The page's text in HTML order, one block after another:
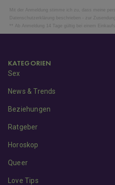
Mit der Anmeldung stimme ich zu, dass meine
Datenschutzerklärung beschrieben - zur
** Ab Anmeldung 14 Tage gültig bei einem
KATEGORIEN
Sex
News & Trends
Beziehungen
Ratgeber
Horoskop
Queer
Love Tips